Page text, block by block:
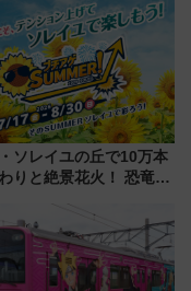
ソレイユの丘で10万本
りと絶景花火！ 恐竜や
出かけ最新情報（2026年
～開催）